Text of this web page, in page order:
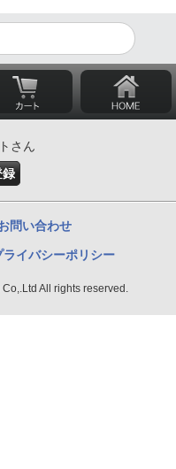
さん
録
問い合わせ
ライバシーポリシー
All rights reserved.